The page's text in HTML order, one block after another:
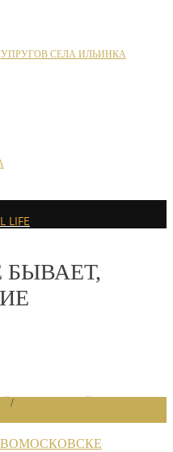
СЕЛА ИЛЬИНКА
LIFE
/